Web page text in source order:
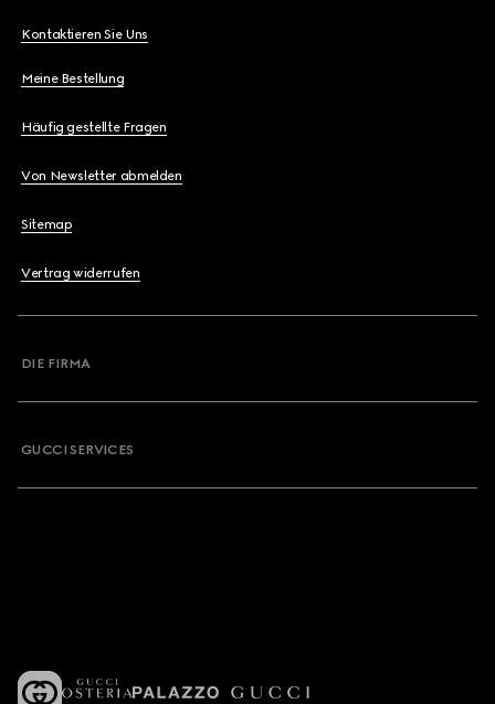
Kontaktieren Sie Uns
Meine Bestellung
Häufig gestellte Fragen
Von Newsletter abmelden
Sitemap
Vertrag widerrufen
DIE FIRMA
GUCCI SERVICES